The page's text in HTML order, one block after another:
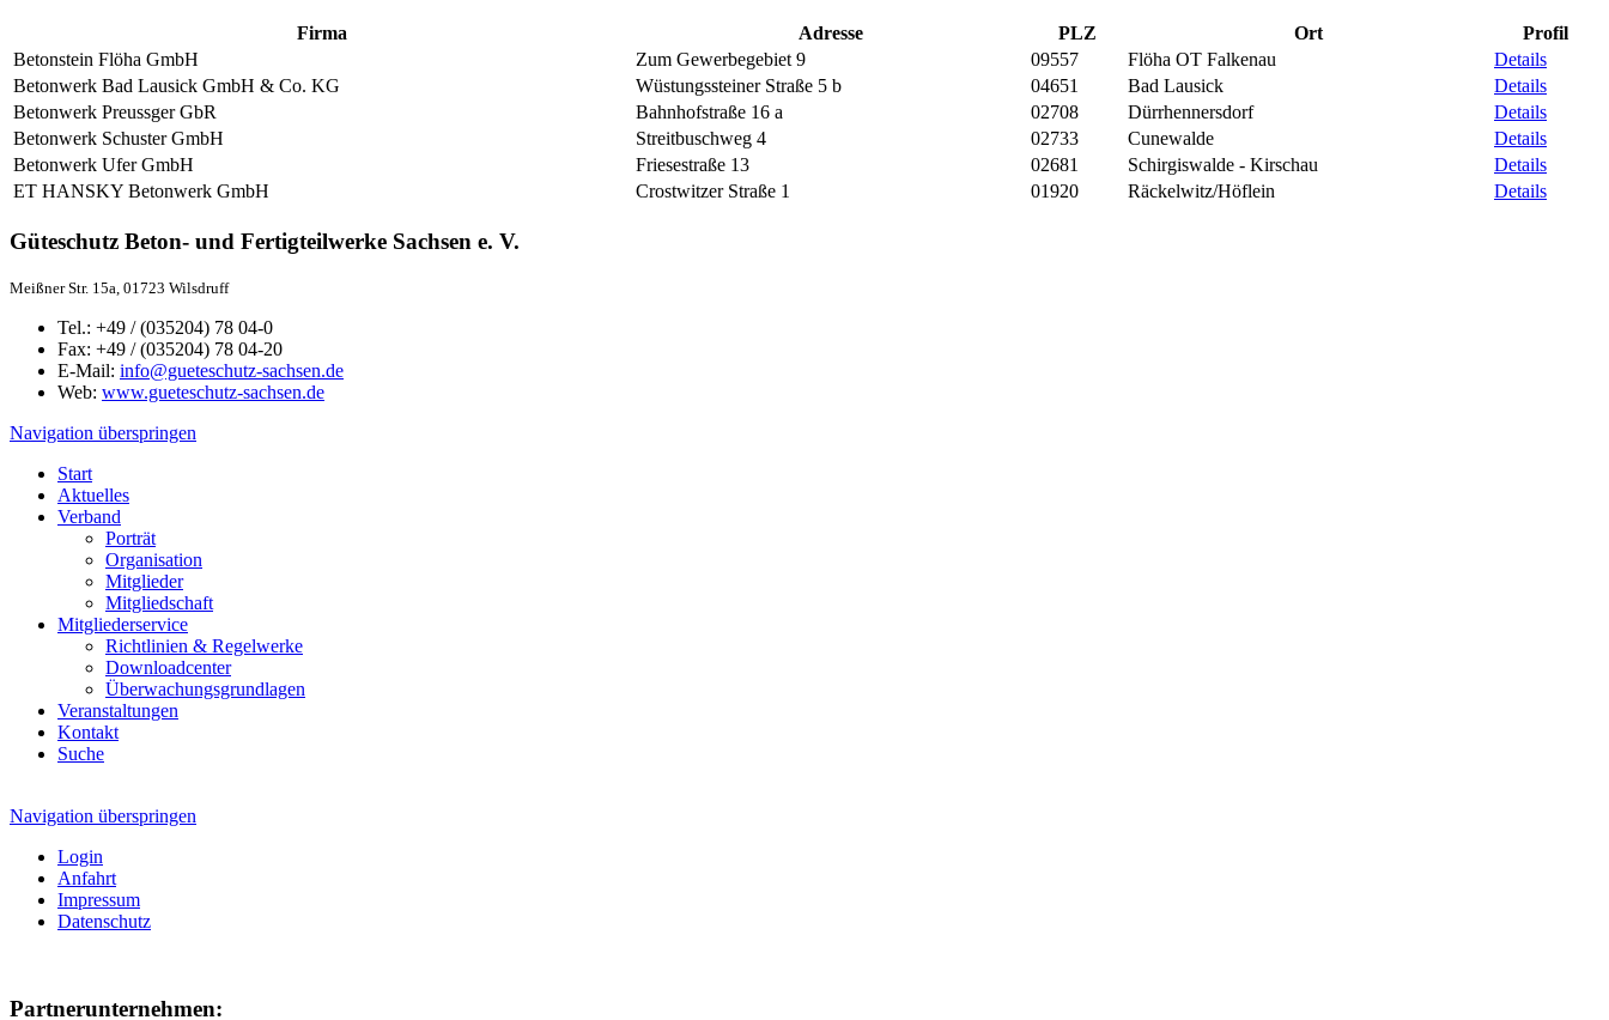
Firma Adresse PLZ Ort
Profil
Betonstein Flöha GmbH
Zum Gewerbegebiet 9 09557 Flöha OT Falkenau
Details
Betonwerk Bad Lausick GmbH & Co. KG
Wüstungssteiner Straße 5 b 04651 Bad Lausick
Details
Betonwerk Preussger GbR
Bahnhofstraße 16 a 02708 Dürrhennersdorf
Details
Betonwerk Schuster GmbH
Streitbuschweg 4 02733 Cunewalde
Details
Betonwerk Ufer GmbH
Friesestraße 13 02681 Schirgiswalde - Kirschau
Details
ET HANSKY Betonwerk GmbH
Crostwitzer Straße 1 01920 Räckelwitz/Höflein Details
Güteschutz Beton- und Fertigteilwerke Sachsen e. V.
Meißner Str. 15a, 01723 Wilsdruff
Tel.: +49 / (035204) 78 04-0
Fax: +49 / (035204) 78 04-20
E-Mail: info@gueteschutz-sachsen.de
Web: www.gueteschutz-sachsen.de
Navigation überspringen
Start
Aktuelles
Verband
Porträt
Organisation
Mitglieder
Mitgliedschaft
Mitgliederservice
Richtlinien & Regelwerke
Downloadcenter
Überwachungsgrundlagen
Veranstaltungen
Kontakt
Suche
Navigation überspringen
Login
Anfahrt
Impressum
Datenschutz
Partnerunternehmen: